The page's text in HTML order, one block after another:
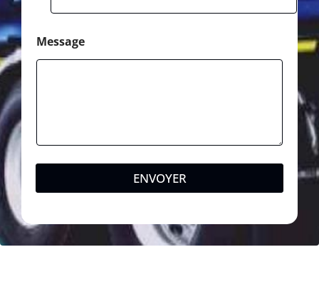
Message
ENVOYER